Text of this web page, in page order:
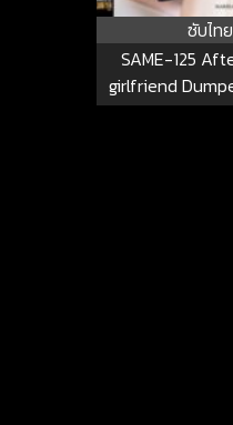
ซับไทย
SAME-125
girlfriend
Announced Her